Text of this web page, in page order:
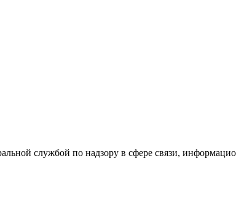
службой по надзору в сфере связи,